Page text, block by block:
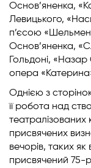
Основ’яненка,
Левицького,
п’єсою
Основ’яненка,
Гольдоні,
опера
Однією з
її робота над
театралізованих
присвячених
вечорів, таких як
присвячений 75-